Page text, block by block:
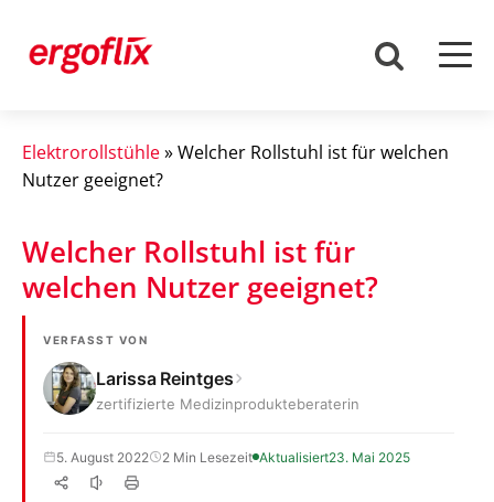
Elektrorollstühle»Welcher Rollstuhl ist für welchen
Nutzer geeignet?
Welcher Rollstuhl ist für
welchen Nutzer geeignet?
VERFASST VON
Larissa Reintges
zertifizierte Medizinprodukteberaterin
5. August 2022 2 Min Lesezeit Aktualisiert23. Mai 2025